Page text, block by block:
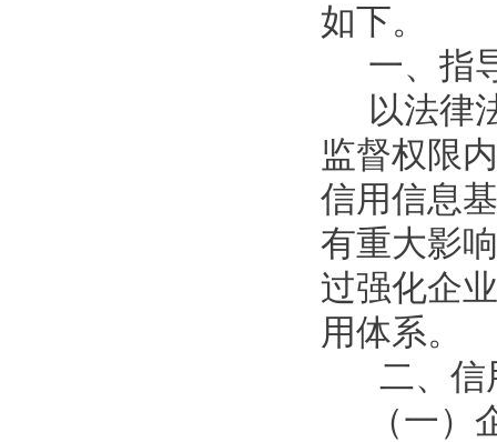
如下。
一、指
以法律
监督权限
信用信息
有重大影
过强化企
用体系。
二、信
（一）